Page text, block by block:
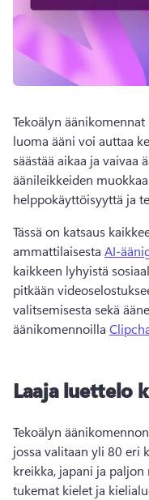
Tekoälyn
luoma ääni voi auttaa
säästää aikaa ja vaivaa
äänileikkeiden
helppokäyttöisyyttä ja
Tässä on katsaus
ammattilaisesta AI-
kaikkeen lyhyistä
pitkään
valitsemisesta sekä
äänikomennoilla
Laaja luettelo
Tekoälyn
jossa valitaan yli 80 eri
kreikka, japani ja paljon
tukemat kielet ja